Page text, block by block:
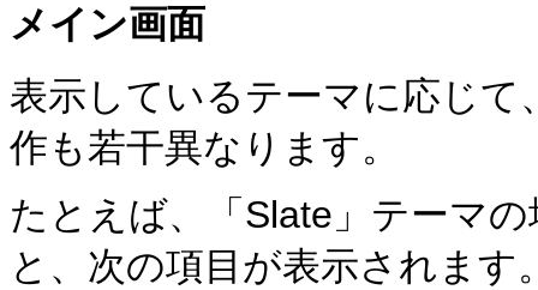
メイン画面
表示しているテーマに応じ
作も若干異なります。
たとえば、「Slate」テーマ
と、次の項目が表示されます